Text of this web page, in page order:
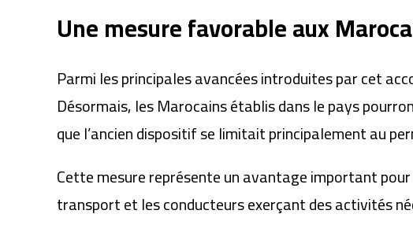
Une mesure favorable aux
Parmi les principales avancées introduites par cet
Désormais, les Marocains établis dans le pays
que l’ancien dispositif se limitait principalement au
Cette mesure représente un avantage important
transport et les conducteurs exerçant des activités